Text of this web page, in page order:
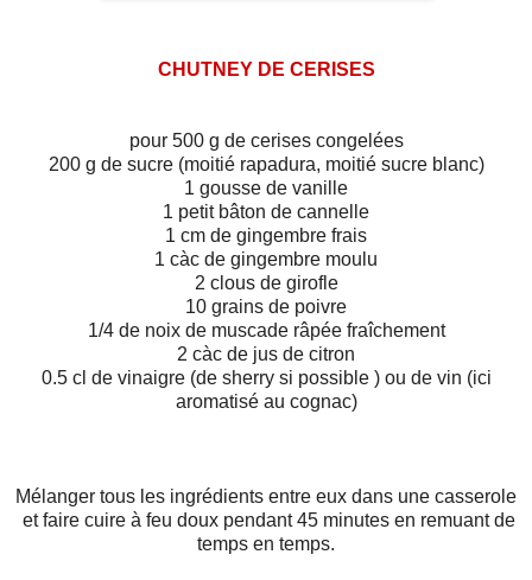
CHUTNEY DE CERISES
pour 500 g de cerises congelées
200 g de sucre (moitié rapadura, moitié sucre blanc)
1 gousse de vanille
1 petit bâton de cannelle
1 cm de gingembre frais
1 càc de gingembre moulu
2 clous de girofle
10 grains de poivre
1/4 de noix de muscade râpée fraîchement
2 càc de jus de citron
0.5 cl de vinaigre (de sherry si possible ) ou de vin (ici
aromatisé au cognac)
Mélanger tous les ingrédients entre eux dans une casserole
et faire cuire à feu doux pendant 45 minutes en remuant de
temps en temps.